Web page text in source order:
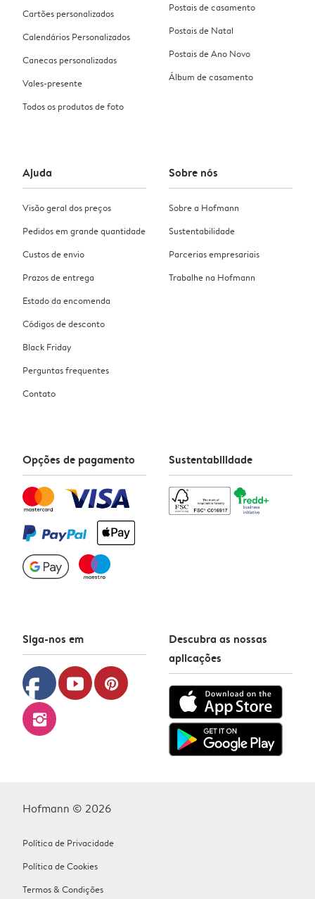
Cartões personalizados
Calendários Personalizados
Canecas personalizadas
Vales-presente
Todos os produtos de foto
Postais de casamento
Postais de Natal
Postais de Ano Novo
Álbum de casamento
Ajuda
Visão geral dos preços
Pedidos em grande quantidade
Custos de envio
Prazos de entrega
Estado da encomenda
Códigos de desconto
Black Friday
Perguntas frequentes
Contato
Sobre nós
Sobre a Hofmann
Sustentabilidade
Parcerias empresariais
Trabalhe na Hofmann
Opções de pagamento Sustentabilidade
Siga-nos em
facebook youtube pinterest
instagram
Descubra as nossas
aplicações
Hofmann © 2026
Política de Privacidade
Política de Cookies
Termos & Condições